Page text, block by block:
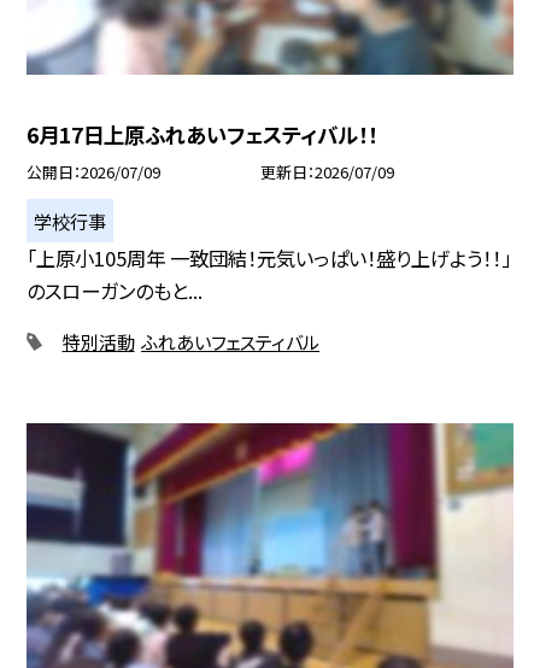
6月17日上原ふれあいフェスティバル！！
公開日 2026/07/09 更新日 2026/07/09
学校行事
「上原小105周年 一致団結！元気いっぱい！盛り上げよう！！」
のスローガンのもと...
特別活動 ふれあいフェスティバル